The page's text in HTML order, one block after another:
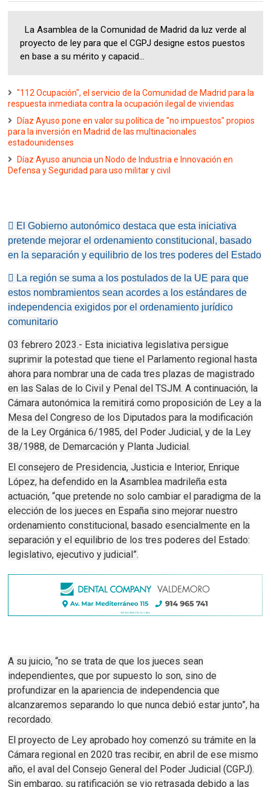
La Asamblea de la Comunidad de Madrid da luz verde al
proyecto de ley para que el CGPJ designe estos puestos
en base a su mérito y capacid...
"112 Ocupación", el servicio de la Comunidad de Madrid para la
respuesta inmediata contra la ocupación ilegal de viviendas
Díaz Ayuso pone en valor su política de "no impuestos" propios
para la inversión en Madrid de las multinacionales
estadounidenses
Díaz Ayuso anuncia un Nodo de Industria e Innovación en
Defensa y Seguridad para uso militar y civil
 El Gobierno autonómico destaca que esta iniciativa
pretende mejorar el ordenamiento constitucional, basado
en la separación y equilibrio de los tres poderes del Estado
 La región se suma a los postulados de la UE para que
estos nombramientos sean acordes a los estándares de
independencia exigidos por el ordenamiento jurídico
comunitario
03 febrero 2023.- Esta iniciativa legislativa persigue
suprimir la potestad que tiene el Parlamento regional hasta
ahora para nombrar una de cada tres plazas de magistrado
en las Salas de lo Civil y Penal del TSJM. A continuación, la
Cámara autonómica la remitirá como proposición de Ley a la
Mesa del Congreso de los Diputados para la modificación
de la Ley Orgánica 6/1985, del Poder Judicial, y de la Ley
38/1988, de Demarcación y Planta Judicial.
El consejero de Presidencia, Justicia e Interior, Enrique
López, ha defendido en la Asamblea madrileña esta
actuación, “que pretende no solo cambiar el paradigma de la
elección de los jueces en España sino mejorar nuestro
ordenamiento constitucional, basado esencialmente en la
separación y el equilibrio de los tres poderes del Estado:
legislativo, ejecutivo y judicial”.
A su juicio, “no se trata de que los jueces sean
independientes, que por supuesto lo son, sino de
profundizar en la apariencia de independencia que
alcanzaremos separando lo que nunca debió estar junto”, ha
recordado.
El proyecto de Ley aprobado hoy comenzó su trámite en la
Cámara regional en 2020 tras recibir, en abril de ese mismo
año, el aval del Consejo General del Poder Judicial (CGPJ).
Sin embargo, su ratificación se vio retrasada debido a las